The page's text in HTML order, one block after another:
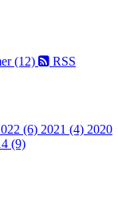
(12) RSS
(6) 2021 (4) 2020
(9)